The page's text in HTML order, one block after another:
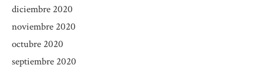
diciembre 2020
noviembre 2020
octubre 2020
septiembre 2020